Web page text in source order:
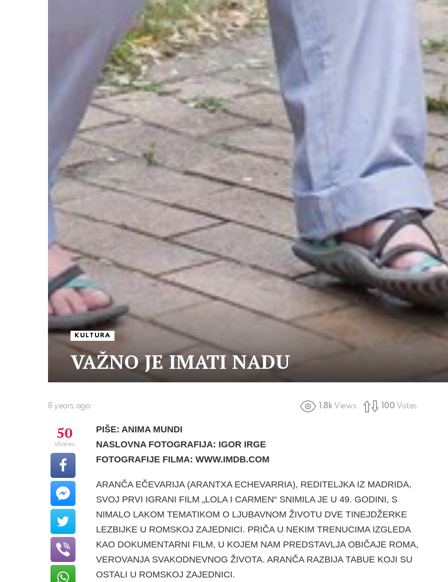
KULTURA
VAŽNO JE IMATI NADU
8 years ago 1.8k Views 100 Votes
PIŠE: ANIMA MUNDI
NASLOVNA FOTOGRAFIJA: IGOR IRGE
FOTOGRAFIJE FILMA: WWW.IMDB.COM
ARANČA EČEVARIJA (ARANTXA ECHEVARRIA), REDITELJKA IZ MADRIDA,
SVOJ PRVI IGRANI FILM „LOLA I CARMEN“ SNIMILA JE U 49. GO­DINI, S
NIMALO LAKOM TEMATIKOM O LJU­BAVNOM ŽIVOTU DVE TINEJDŽERKE
LEZBIJKE U ROMSKOJ ZAJEDNICI. PRIČA U NEKIM TRE­NUCIMA IZGLEDA
KAO DOKUMENTARNI FILM, U KOJEM NAM PREDSTAVLJA OBIČAJE ROMA,
VEROVANJA SVAKODNEVNOG ŽIVOTA. ARANČA RAZBIJA TABUE KOJI SU
OSTALI U ROMSKOJ ZAJEDNICI.
50
shares